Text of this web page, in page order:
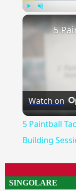
Watch on
5 Paintball
Building
SINGOLARE